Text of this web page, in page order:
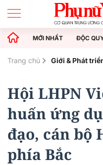
MỚI NHẤT ĐỘC
Trang chủ Giới & Phát
Hội LHPN
huấn ứng
đạo, cán bộ
phía Bắc